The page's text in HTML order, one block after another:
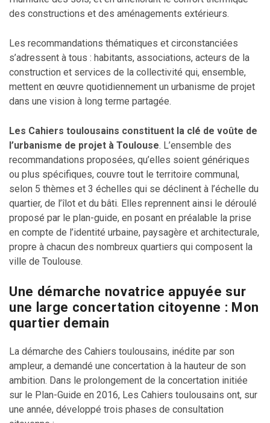
des constructions et des aménagements extérieurs.
Les recommandations thématiques et circonstanciées
s’adressent à tous : habitants, associations, acteurs de la
construction et services de la collectivité qui, ensemble,
mettent en œuvre quotidiennement un urbanisme de projet
dans une vision à long terme partagée.
Les Cahiers toulousains constituent la clé de voûte de
l’urbanisme de projet à Toulouse. L’ensemble des
recommandations proposées, qu’elles soient génériques
ou plus spécifiques, couvre tout le territoire communal,
selon 5 thèmes et 3 échelles qui se déclinent à l’échelle du
quartier, de l’îlot et du bâti. Elles reprennent ainsi le déroulé
proposé par le plan-guide, en posant en préalable la prise
en compte de l’identité urbaine, paysagère et architecturale,
propre à chacun des nombreux quartiers qui composent la
ville de Toulouse.
Une démarche novatrice appuyée sur
une large concertation citoyenne : Mon
quartier demain
La démarche des Cahiers toulousains, inédite par son
ampleur, a demandé une concertation à la hauteur de son
ambition. Dans le prolongement de la concertation initiée
sur le Plan-Guide en 2016, Les Cahiers toulousains ont, sur
une année, développé trois phases de consultation